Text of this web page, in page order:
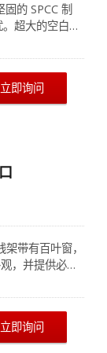
的 SPCC 制
超大的空白写
轻松安装在 1U
可应用于商业
板24将各种IT
一组电缆。我
即询问
带有百叶窗，
，并提供必要
配线架可以安
准机柜中。 24
音频模
络配线架使新
即询问